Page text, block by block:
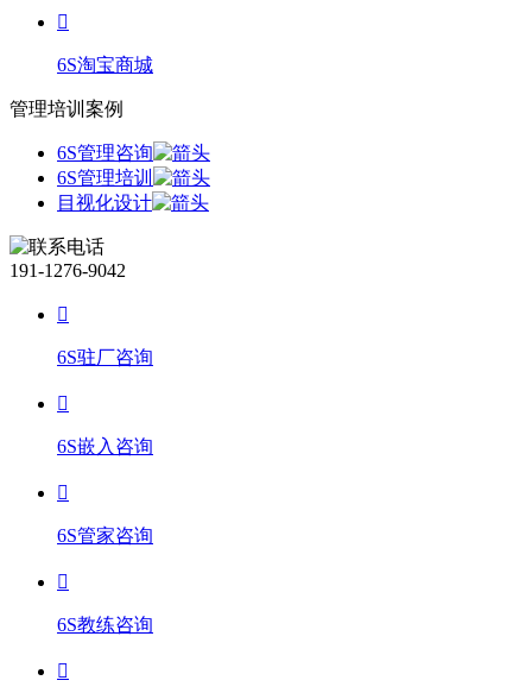
6S淘宝商城
管理培训案例
6S管理咨询
6S管理培训
目视化设计
191-1276-9042
6S驻厂咨询
6S嵌入咨询
6S管家咨询
6S教练咨询